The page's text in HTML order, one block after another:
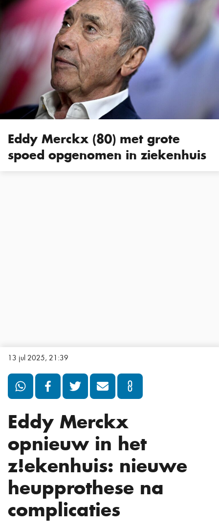
Eddy Merckx (80) met grote
spoed opgenomen in ziekenhuis
13 jul 2025, 21:39
Eddy Merckx
opnieuw in het
z!ekenhuis: nieuwe
heupprothese na
complicaties